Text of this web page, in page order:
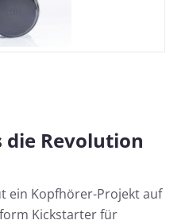
die Revolution
ein Kopfhörer-Projekt auf
Kickstarter für